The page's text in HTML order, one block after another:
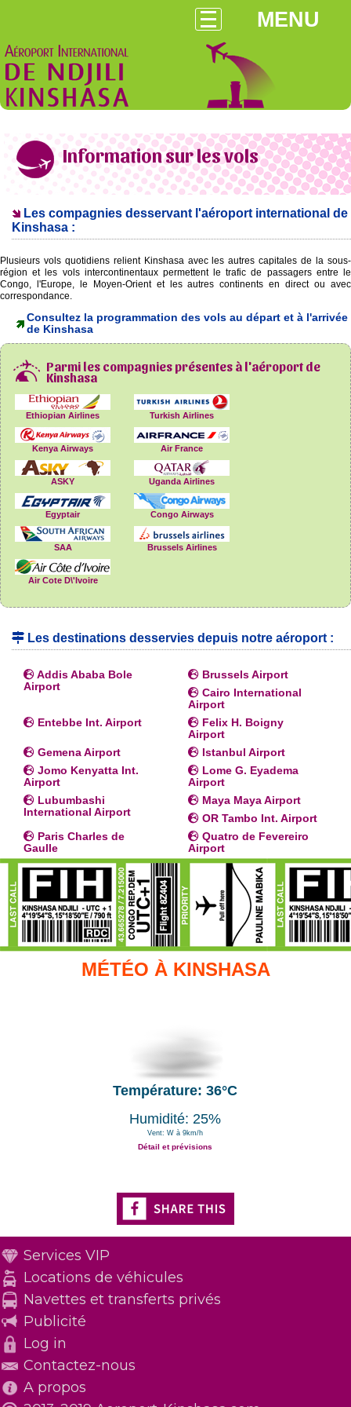
MENU
Information sur les vols
Les compagnies desservant l'aéroport international de
Kinshasa :
Plusieurs vols quotidiens relient Kinshasa avec les autres capitales de la sous-
région et les vols intercontinentaux permettent le trafic de passagers entre le
Congo, l'Europe, le Moyen-Orient et les autres continents en direct ou avec
correspondance.
Consultez la programmation des vols au départ et à l'arrivée
de Kinshasa
Parmi les compagnies présentes à l'aéroport de
Kinshasa
Ethiopian Airlines Turkish Airlines
Kenya Airways Air France
ASKY Uganda Airlines
Egyptair Congo Airways
SAA Brussels Airlines
Air Cote D\'Ivoire
Les destinations desservies depuis notre aéroport :
Addis Ababa Bole
Airport
Brussels Airport
Cairo International
Airport
Entebbe Int. Airport
Felix H. Boigny
Airport
Gemena Airport
Istanbul Airport
Jomo Kenyatta Int.
Airport
Lome G. Eyadema
Airport
Lubumbashi
International Airport
Maya Maya Airport
OR Tambo Int. Airport
Paris Charles de
Gaulle
Quatro de Fevereiro
Airport
MÉTÉO À KINSHASA
Température: 36°C
Humidité: 25%
Vent: W à 9km/h
Détail et prévisions
Services VIP
Locations de véhicules
Navettes et transferts privés
Publicité
Log in
Contactez-nous
A propos